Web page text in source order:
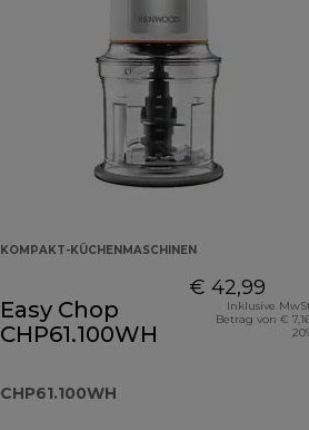
KOMPAKT-KÜCHENMASCHINEN
Easy Chop
CHP61.100WH
CHP61.100WH
€ 42,99
Inklusive
Betrag von €